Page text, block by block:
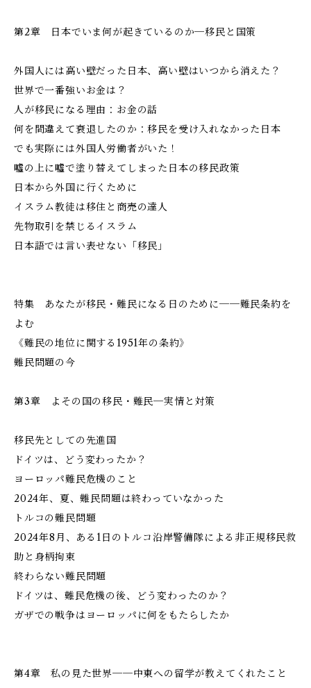
第2章 日本でいま何が起きているのか─移民と国策
外国人には高い壁だった日本、高い壁はいつから消えた？
世界で一番強いお金は？
人が移民になる理由：お金の話
何を間違えて衰退したのか：移民を受け入れなかった日本
でも実際には外国人労働者がいた！
噓の上に噓で塗り替えてしまった日本の移民政策
日本から外国に行くために
イスラム教徒は移住と商売の達人
先物取引を禁じるイスラム
日本語では言い表せない「移民」
特集 あなたが移民・難民になる日のために──難民条約を
よむ
《難民の地位に関する1951年の条約》
難民問題の今
第3章 よその国の移民・難民─実情と対策
移民先としての先進国
ドイツは、どう変わったか？
ヨーロッパ難民危機のこと
2024年、夏、難民問題は終わっていなかった
トルコの難民問題
2024年8月、ある1日のトルコ沿岸警備隊による非正規移民救
助と身柄拘束
終わらない難民問題
ドイツは、難民危機の後、どう変わったのか？
ガザでの戦争はヨーロッパに何をもたらしたか
第4章 私の見た世界──中東への留学が教えてくれたこと